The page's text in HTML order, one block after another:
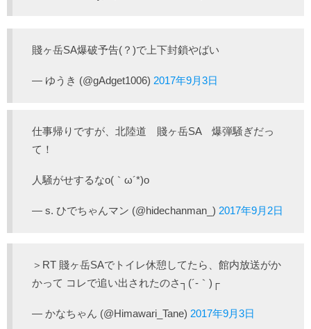
賤ヶ岳SA爆破予告(？)で上下封鎖やばい
— ゆうき (@gAdget1006) 2017年9月3日
仕事帰りですが、北陸道 賤ヶ岳SA 爆弾騒ぎだっ
て！
人騒がせするなo(｀ω´*)o
— s. ひでちゃんマン (@hidechanman_) 2017年9月2日
＞RT 賤ヶ岳SAでトイレ休憩してたら、館内放送がか
かって コレで追い出されたのさ┐(´-｀)┌
— かなちゃん (@Himawari_Tane) 2017年9月3日